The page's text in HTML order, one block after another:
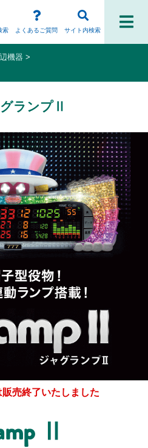
索 よくあるご質問 サイト内検索
ズ
ズ
ツ
機器
ランプⅡ
売終了いたしました
Ⅱ